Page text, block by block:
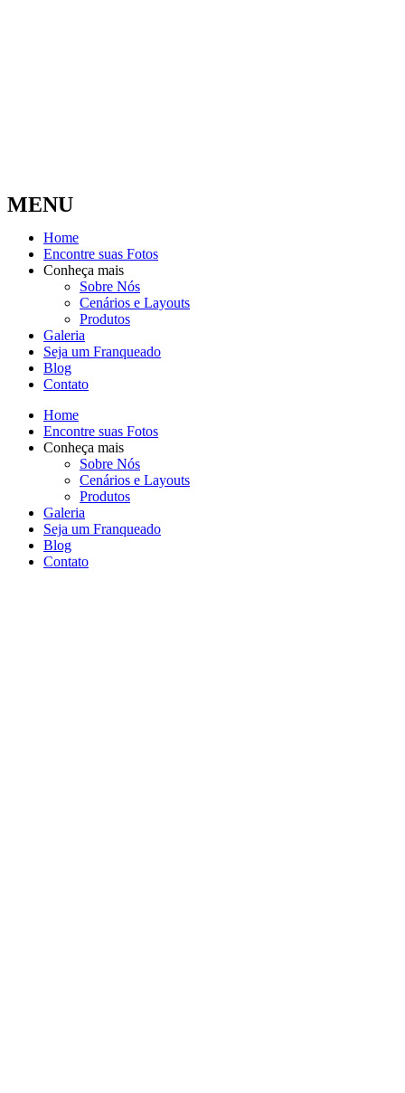
MENU
Home
Encontre suas Fotos
Conheça mais
Sobre Nós
Cenários e Layouts
Produtos
Galeria
Seja um Franqueado
Blog
Contato
Home
Encontre suas Fotos
Conheça mais
Sobre Nós
Cenários e Layouts
Produtos
Galeria
Seja um Franqueado
Blog
Contato